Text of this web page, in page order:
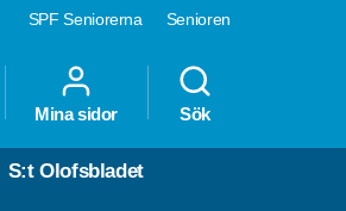
SPF Seniorerna Senioren
Mina sidor Sök
S:t Olofsbladet